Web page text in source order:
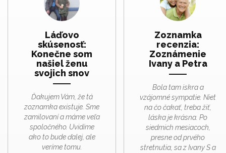
Láďovo
skúsenosť:
Konečne som
našiel ženu
svojich snov
Ďakujem Vám, že tá
zoznamka existuje. Sme
zamilovaní a máme veľa
spoločného. Uvidíme
ako to bude ďalej, ale
veríme tomu.
Zoznamka
recenzia:
Zoznámenie
Ivany a Petra
Bola tam iskra a
vzájomné sympatie. Niet
na čo čakať, treba žiť,
láska je krásna. Po
siedmich mesiacoch,
presne od prvého
stretnutia, sa z Ivany S a